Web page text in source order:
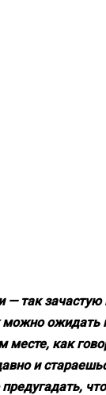
— так зачастую
можно ожидать
месте, как
и